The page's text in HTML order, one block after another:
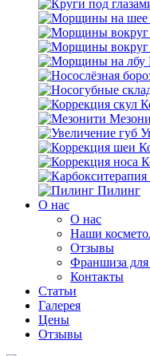
Пилинг
O нас
O нас
Наши
Отзывы
Франшиза для
Контакты
Статьи
Галерея
Цены
Отзывы